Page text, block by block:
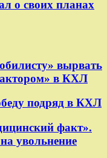
о своих планах
вырвать
в КХЛ
подряд в КХЛ
факт».
увольнение